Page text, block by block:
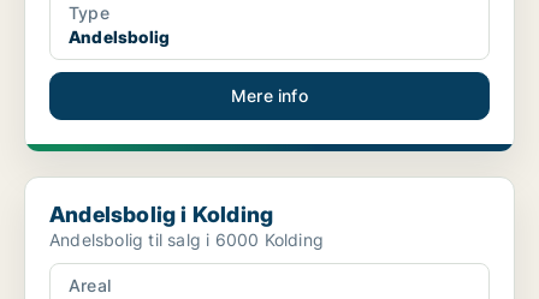
Type
Andelsbolig
Mere info
Andelsbolig i Kolding
Andelsbolig i Kolding
Andelsbolig til salg i 6000 Kolding
Areal